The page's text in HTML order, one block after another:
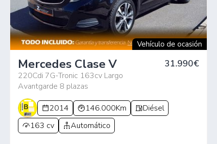
Vehículo de ocasión
Mercedes Clase V
220Cdi 7G-Tronic 163cv Largo
Avantgarde 8 plazas
31.990€
2014 146.000Km
Diésel
163 cv
Automático